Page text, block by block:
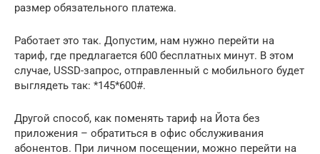
размер обязательного платежа.
Работает это так. Допустим, нам нужно перейти на
тариф, где предлагается 600 бесплатных минут. В этом
случае, USSD-запрос, отправленный с мобильного будет
выглядеть так: *145*600#.
Другой способ, как поменять тариф на Йота без
приложения – обратиться в офис обслуживания
абонентов. При личном посещении, можно перейти на